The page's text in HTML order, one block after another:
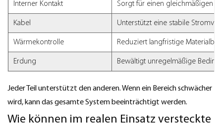
Interner Kontakt Sorgt für einen gleichmäßigen
Kabel Unterstützt eine stabile
Wärmekontrolle Reduziert langfristige
Erdung Bewältigt unregelmäßige
Jeder Teil unterstützt den anderen. Wenn ein Bereich schwächer
wird, kann das gesamte System beeinträchtigt werden.
Wie können im realen Einsatz versteckte